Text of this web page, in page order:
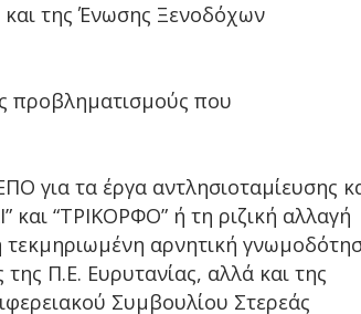
και της Ένωσης Ξενοδόχων
προβληματισμούς που
για τα έργα αντλησιοταμίευσης
και “ΤΡΙΚΟΡΦΟ” ή τη ριζική αλλαγή
τεκμηριωμένη αρνητική
Π.Ε. Ευρυτανίας, αλλά και της
Συμβουλίου Στερεάς